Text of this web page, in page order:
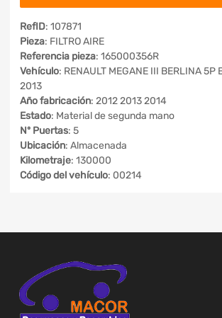
RefID: 107871
Pieza: FILTRO AIRE
Referencia pieza: 165000356R
Vehículo: RENAULT MEGANE III BERLINA
2013
Año fabricación: 2012 2013 2014
Estado: Material de segunda mano
Nº Puertas: 5
Ubicación: Almacenada
Kilometraje: 130000
Código del vehículo: 00214